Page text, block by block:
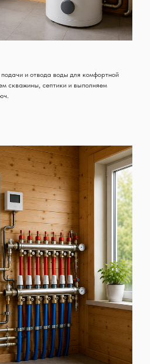
и отвода воды для комфортной
скважины, септики и выполняем